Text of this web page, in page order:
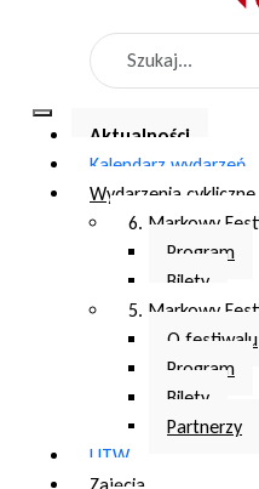
Aktualności
Kalendarz wydarzeń
Wydarzenia cykliczne
6. Markowy
Program
Bilety
5. Markowy
O festiwalu
Program
Bilety
Partnerzy
UTW
Zajęcia